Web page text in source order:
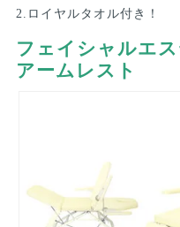
2.ロイヤルタオル付き！
フェイシャルエ
アームレスト